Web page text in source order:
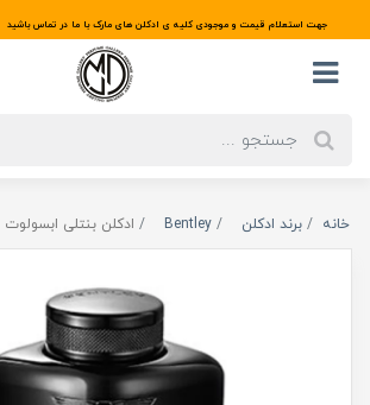
جهت استعلام قیمت و موجودی کلیه ی ادکلن های مارک با ما در تماس باشید
خانه برند ادکلن Bentley ادکلن بنتلی ابسولوت | Bentley Absolute